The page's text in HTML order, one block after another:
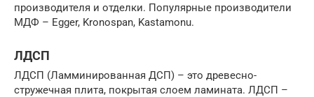
производителя и отделки. Популярные производители
МДФ – Egger, Kronospan, Kastamonu.
ЛДСП
ЛДСП (Ламминированная ДСП) – это древесно-
стружечная плита, покрытая слоем ламината. ЛДСП –